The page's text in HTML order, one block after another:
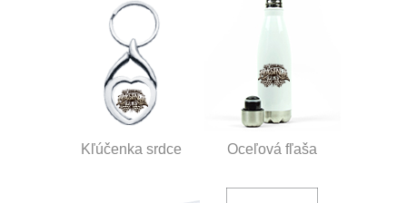
Kľúčenka srdce Oceľová fľaša